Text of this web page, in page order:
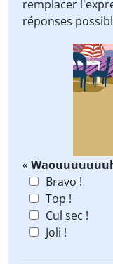
remplacer
réponses
Video
Player
«
Bravo !
Top !
Cul sec !
Joli !